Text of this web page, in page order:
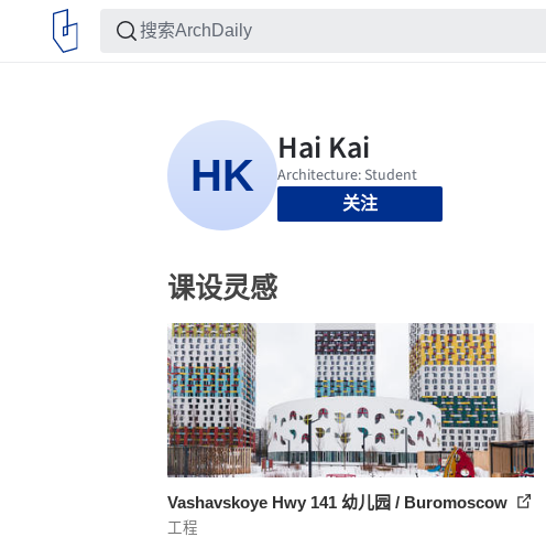
关注
课设灵感
Vashavskoye Hwy 141 幼儿园 / Buromoscow
工程